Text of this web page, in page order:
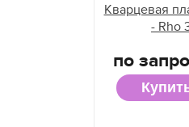
Кварцевая
- Rho
по